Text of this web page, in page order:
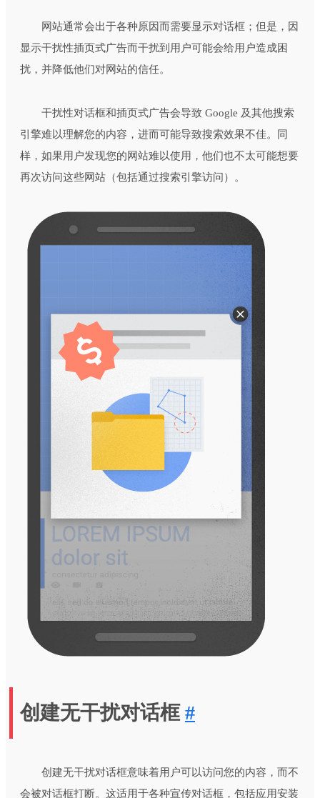
网站通常会出于各种原因而需要显示对话框；但是，因
显示干扰性插页式广告而干扰到用户可能会给用户造成困
扰，并降低他们对网站的信任。
干扰性对话框和插页式广告会导致 Google 及其他搜索
引擎难以理解您的内容，进而可能导致搜索效果不佳。同
样，如果用户发现您的网站难以使用，他们也不太可能想要
再次访问这些网站（包括通过搜索引擎访问）。
创建无干扰对话框#
创建无干扰对话框意味着用户可以访问您的内容，而不
会被对话框打断。这适用于各种宣传对话框，包括应用安装